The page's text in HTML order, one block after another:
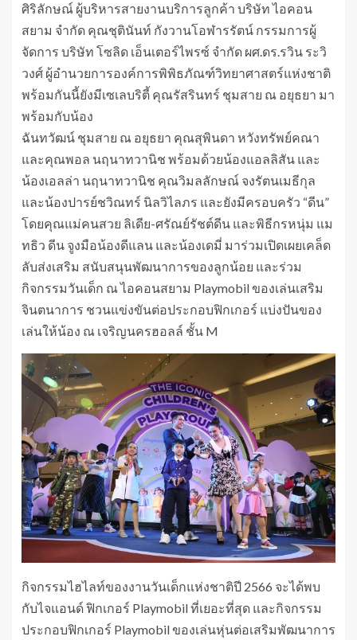
ศิริลักษณ์ ผู้บริหารสายงานบริการลูกค้า บริษัท ไอคอน
สยาม จำกัด คุณชุตินันท์ กังวานโอฬารรัตน์ กรรมการผู้
จัดการ บริษัท โซลิด เอ็นเตอร์ไพรซ์ จำกัด ผศ.ดร.รวิน ระวิ
วงศ์ ผู้อำนวยการองค์การพิพิธภัณฑ์วิทยาศาสตร์แห่งชาติ
พร้อมกันนี้ยังมีเซเลบริตี้ คุณรัสรินทร์ ชุมสาย ณ อยุธยา มา
พร้อมกับน้อง
ฉันทวัฒน์ ชุมสาย ณ อยุธยา คุณสุพินดา หวังทรัพย์คณา
และคุณพอล นฤนาทวานิช พร้อมด้วยน้องแอลลิสัน และ
น้องเอลล่า นฤนาทวานิช คุณวิมลลักษณ์ จงรัตนเมธีกุล
และน้องปารย์ชวิณทร์ นิลวิไลภร และยังมีครอบครัว “ดีน”
โดยคุณแม่คนสวย ลิเดีย-ศรัณย์รัชต์ดีน และพิธีกรหนุ่ม แม
ทธิว ดีน จูงมือน้องดีแลน และน้องเดมี่ มาร่วมเปิดเผยเคล็ด
ลับส่งเสริม สนับสนุนพัฒนาการของลูกน้อย และร่วม
กิจกรรมวันเด็ก ณ ไอคอนสยาม Playmobil ของเล่นเสริม
จินตนาการ ชวนแข่งขันต่อประกอบฟิกเกอร์ แบ่งปันของ
เล่นให้น้อง ณ เจริญนครฮอลล์ ชั้น M
กิจกรรมไฮไลท์ของงานวันเด็กแห่งชาติปี 2566 จะได้พบ
กับไจแอนด์ ฟิกเกอร์ Playmobil ที่เยอะที่สุด และกิจกรรม
ประกอบฟิกเกอร์ Playmobil ของเล่นหุ่นต่อเสริมพัฒนาการ